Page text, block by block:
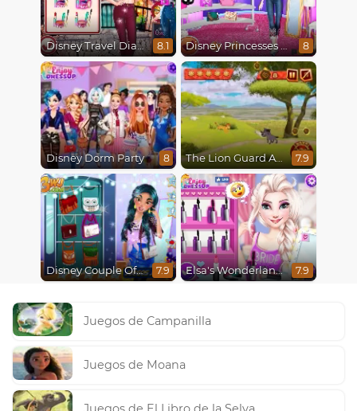
Disney Travel Diaries: City Break 8.1 Disney Princesses Runway Show 8
Disney Dorm Party 8 The Lion Guard Assemble 7.9
Disney Couple Of The Year 7.9 Elsa's Wonderland Wedding 7.9
Juegos de Campanilla
Juegos de Moana